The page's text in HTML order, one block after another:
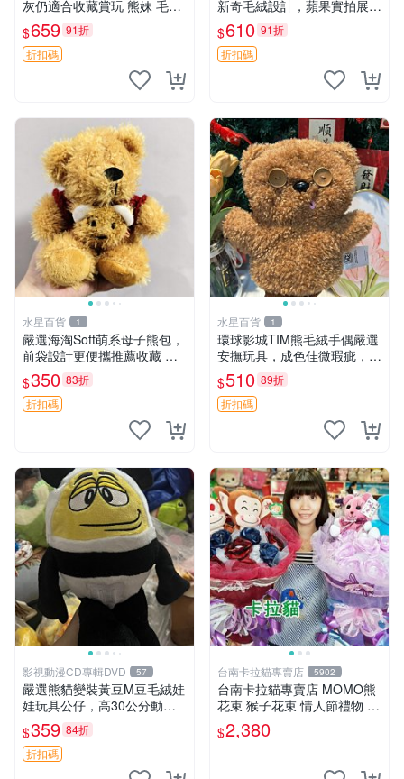
灰仍適合收藏賞玩 熊妹 毛絨
玩具 浮雕熊
$659 91折
折扣碼
新奇毛絨設計，蘋果實拍展
示，成色極佳 晚安香薰 馮娃
娃 毛絨玩偶
$610 91折
折扣碼
水星百貨 1
嚴選海淘Soft萌系母子熊包，
前袋設計更便攜推薦收藏 母
子熊 軟綿綿 包包
$350 83折
折扣碼
水星百貨 1
環球影城TIM熊毛絨手偶嚴選
安撫玩具，成色佳微瑕疵，贈
小禮物超值優惠 TIM熊 毛絨
手偶 安撫 toy 嚴選
$510 89折
折扣碼
影視動漫CD專輯DVD 57
嚴選熊貓變裝黃豆M豆毛絨娃
娃玩具公仔，高30公分動漫
周邊 熊貓 變裝 公仔
$359 84折
折扣碼
台南卡拉貓專賣店 5902
台南卡拉貓專賣店 MOMO熊
花束 猴子花束 情人節禮物 二
選一 可繡字 可今天寄明天到
$2,380